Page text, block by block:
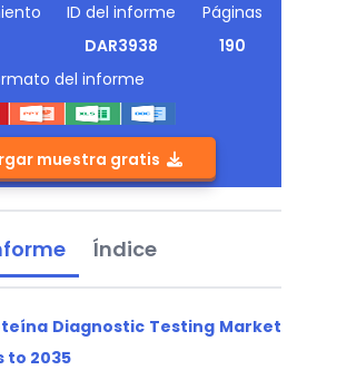
ID del informe
DAR3938
Páginas
190
del informe
muestra gratis
Índice
Diagnostic Testing Market
to 2035